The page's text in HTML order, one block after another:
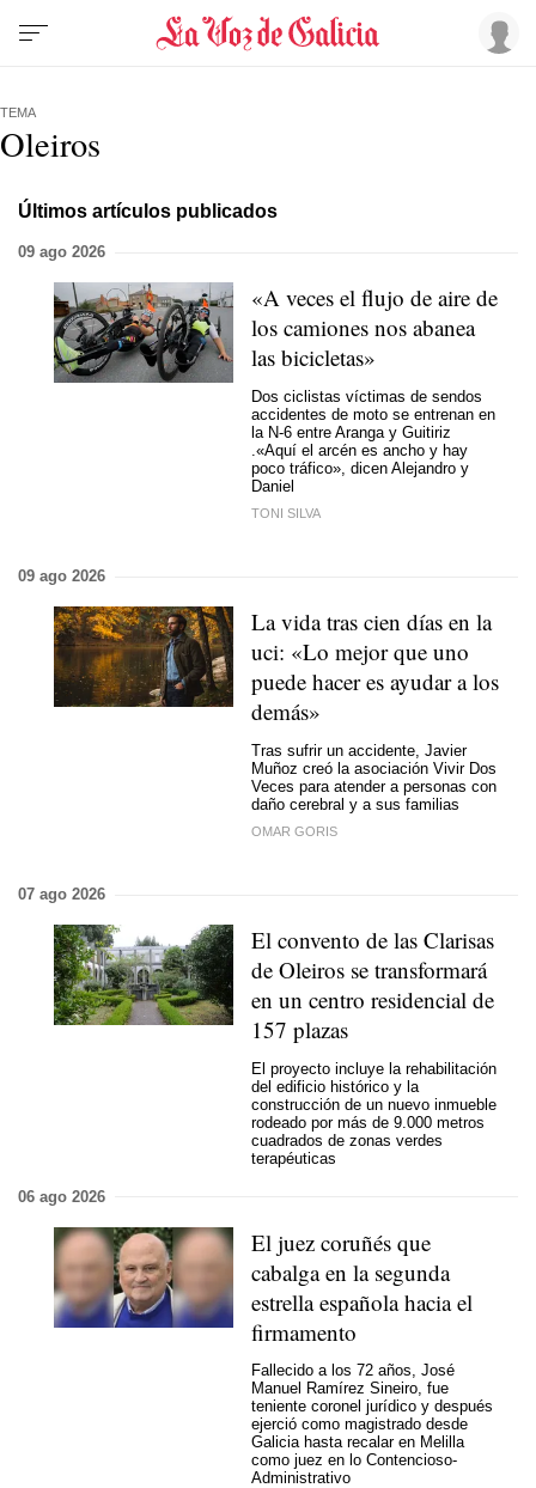
TEMA
Oleiros
Últimos artículos publicados
09 ago 2026
«A veces el flujo de aire de
los camiones nos abanea
las bicicletas»
Dos ciclistas víctimas de sendos
accidentes de moto se entrenan en
la N-6 entre Aranga y Guitiriz
.«Aquí el arcén es ancho y hay
poco tráfico», dicen Alejandro y
Daniel
TONI SILVA
09 ago 2026
La vida tras cien días en la
uci: «Lo mejor que uno
puede hacer es ayudar a los
demás»
Tras sufrir un accidente, Javier
Muñoz creó la asociación Vivir Dos
Veces para atender a personas con
daño cerebral y a sus familias
OMAR GORIS
07 ago 2026
El convento de las Clarisas
de Oleiros se transformará
en un centro residencial de
157 plazas
El proyecto incluye la rehabilitación
del edificio histórico y la
construcción de un nuevo inmueble
rodeado por más de 9.000 metros
cuadrados de zonas verdes
terapéuticas
06 ago 2026
El juez coruñés que
cabalga en la segunda
estrella española hacia el
firmamento
Fallecido a los 72 años, José
Manuel Ramírez Sineiro, fue
teniente coronel jurídico y después
ejerció como magistrado desde
Galicia hasta recalar en Melilla
como juez en lo Contencioso-
Administrativo